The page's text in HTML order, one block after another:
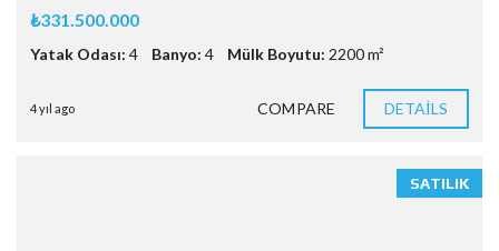
₺331.500.000
Yatak Odası: 4 Banyo: 4 Mülk Boyutu: 2200 m²
4 yıl ago COMPARE DETAILS
SATILIK